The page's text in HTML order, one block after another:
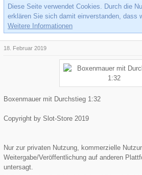
Diese Seite verwendet Cookies. Durch die
erklären Sie sich damit einverstanden, dass
Weitere Informationen
18. Februar 2019
Boxenmauer mit Durchstieg 1:32
Copyright by Slot-Store 2019
Nur zur privaten Nutzung, kommerzielle
Weitergabe/Veröffentlichung auf anderen
untersagt.